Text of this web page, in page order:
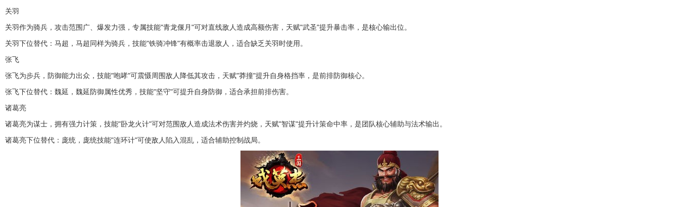
关羽
关羽作为骑兵，攻击范围广、爆发力强，专属技能"青龙偃月"可对直线敌人造成高额伤害，天赋"武圣"提升暴击率，是核心输出位。
关羽下位替代：马超，马超同样为骑兵，技能"铁骑冲锋"有概率击退敌人，适合缺乏关羽时使用。
张飞
张飞为步兵，防御能力出众，技能"咆哮"可震慑周围敌人降低其攻击，天赋"莽撞"提升自身格挡率，是前排防御核心。
张飞下位替代：魏延，魏延防御属性优秀，技能"坚守"可提升自身防御，适合承担前排伤害。
诸葛亮
诸葛亮为谋士，拥有强力计策，技能"卧龙火计"可对范围敌人造成法术伤害并灼烧，天赋"智谋"提升计策命中率，是团队核心辅助与法术输出。
诸葛亮下位替代：庞统，庞统技能"连环计"可使敌人陷入混乱，适合辅助控制战局。